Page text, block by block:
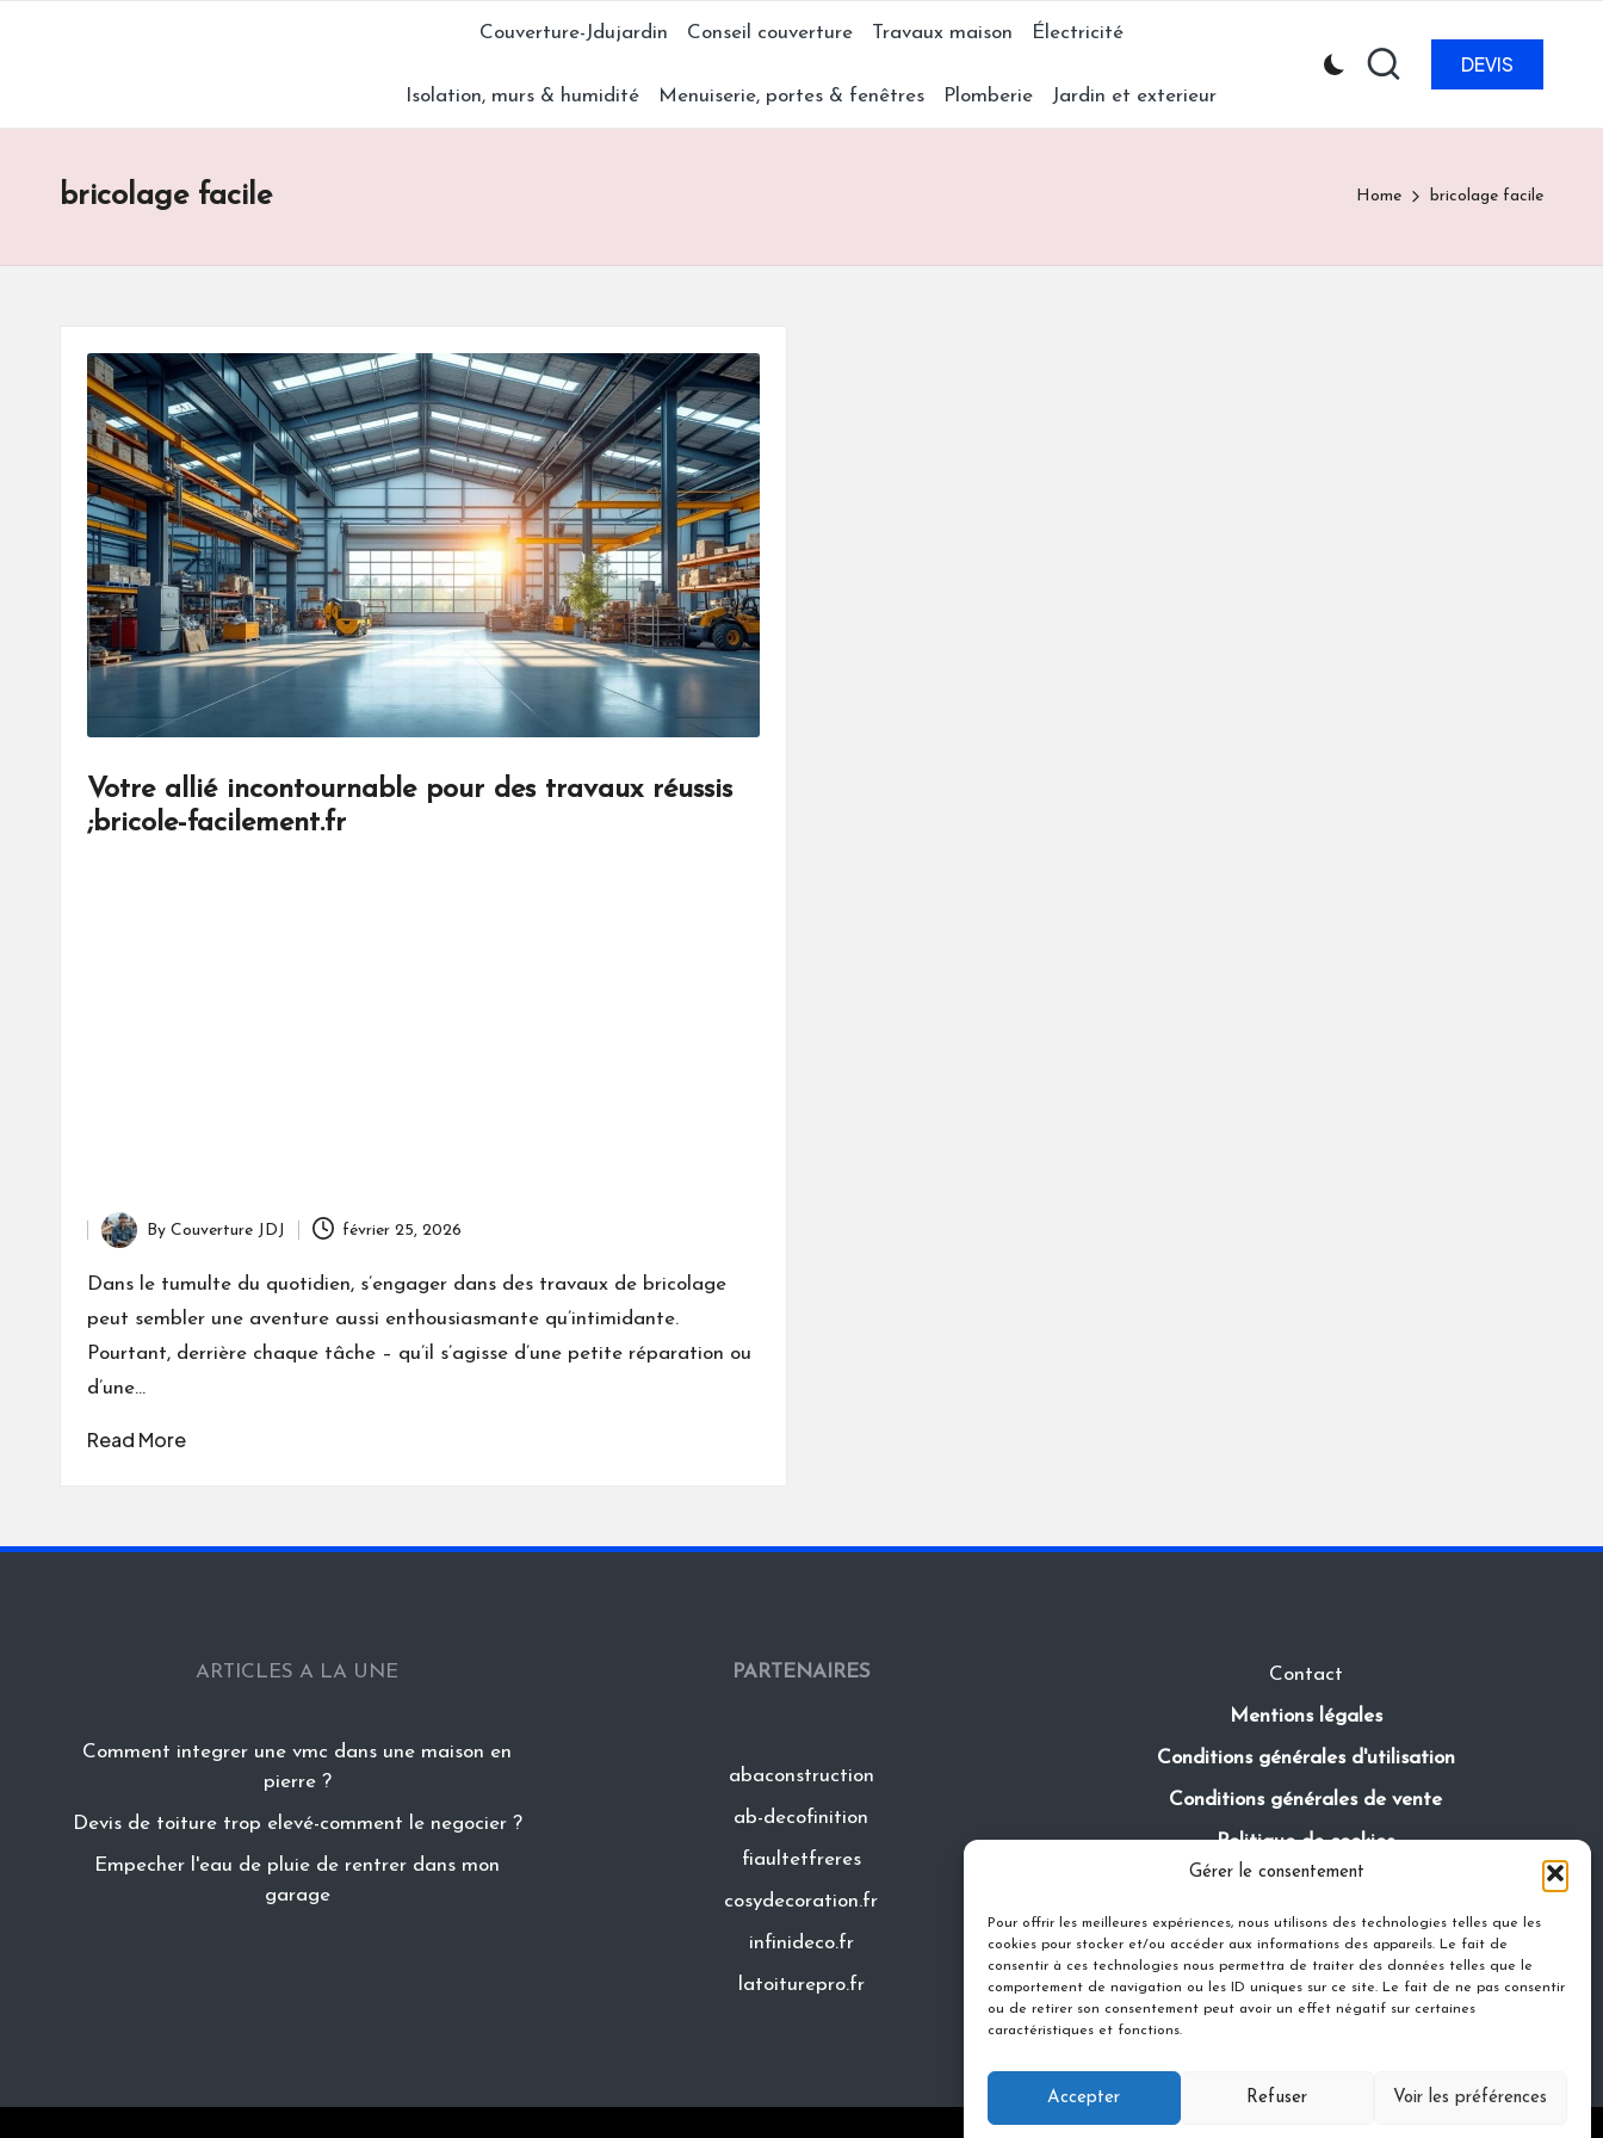
Gérer le consentement
Pour offrir les meilleures expériences, nous utilisons des technologies telles que les
cookies pour stocker et/ou accéder aux informations des appareils. Le fait de
consentir à ces technologies nous permettra de traiter des données telles que le
comportement de navigation ou les ID uniques sur ce site. Le fait de ne pas consentir
ou de retirer son consentement peut avoir un effet négatif sur certaines
caractéristiques et fonctions.
Accepter Refuser Voir les préférences
content
Couverture-Jdujardin Conseil couverture Travaux maison Électricité
Isolation, murs & humidité Menuiserie, portes & fenêtres Plomberie Jardin et exterieur
DEVIS
bricolage facile Home bricolage facile
Votre allié incontournable pour des travaux réussis
;bricole-facilement.fr
Posted
By Couverture JDJ février 25, 2026
Dans le tumulte du quotidien, s’engager dans des travaux de bricolage
peut sembler une aventure aussi enthousiasmante qu’intimidante.
Pourtant, derrière chaque tâche – qu’il s’agisse d’une petite réparation ou
d’une…
Read More
ARTICLES A LA UNE
Comment integrer une vmc dans une maison en
pierre ?
Devis de toiture trop elevé-comment le negocier ?
Empecher l'eau de pluie de rentrer dans mon
garage
PARTENAIRES
abaconstruction
ab-decofinition
fiaultetfreres
cosydecoration.fr
infinideco.fr
latoiturepro.fr
Contact
Mentions légales
Conditions générales d'utilisation
Conditions générales de vente
Politique de cookies
Politique de confidentialité